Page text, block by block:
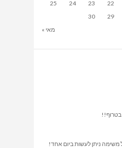
מאי »
22
23
24
25
29
30
בטרוף!!
ניתן לעשות ביום אחד!